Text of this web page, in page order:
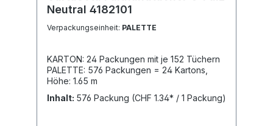
hochwertige Toilettenpapier aus
sondi.ch und profitieren Sie von Schweizer
= 60 Rollen in Folie mit je 250 Blatt PALETTE:
1'200 Rollen = 20 Bags, Höhe 2.05 m
Neutral 4182101
Verpackungseinheit: PALETTE
KARTON: 24 Packungen mit je 152 Tüchern
PALETTE: 576 Packungen = 24 Kartons,
Höhe: 1.65 m
Inhalt: 576 Packung (CHF 1.34* / 1 Packung)